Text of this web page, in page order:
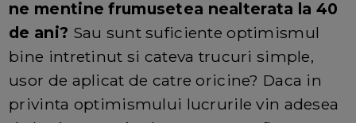
ne mentine frumusetea nealterata la 40
de ani? Sau sunt suficiente optimismul
bine intretinut si cateva trucuri simple,
usor de aplicat de catre oricine? Daca in
privinta optimismului lucrurile vin adesea